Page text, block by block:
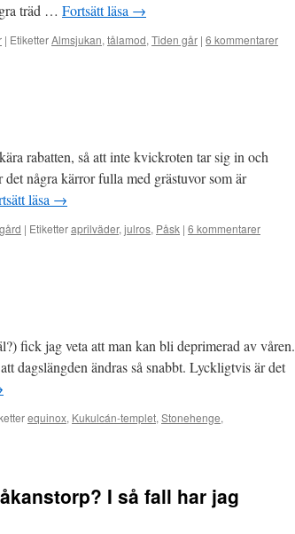
träd … Fortsätt läsa →
| EtiketterAlmsjukan, tålamod, Tiden går | 6 kommentarer
rabatten, så att inte kvickroten tar sig in och
några kärror fulla med grästuvor som är
läsa →
| Etiketteraprilväder, julros, Påsk | 6 kommentarer
fick jag veta att man kan bli deprimerad av våren.
dagslängden ändras så snabbt. Lyckligtvis är det
equinox, Kukulcán-templet, Stonehenge,
I så fall har jag